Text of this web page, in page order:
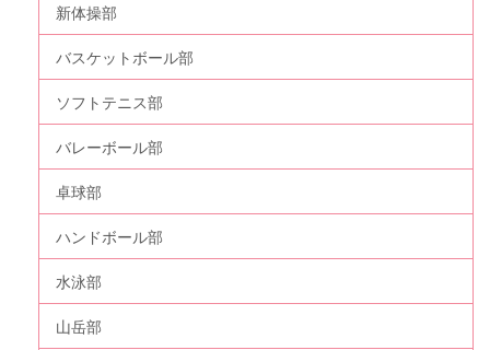
新体操部
バスケットボール部
ソフトテニス部
バレーボール部
卓球部
ハンドボール部
水泳部
山岳部